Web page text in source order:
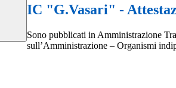
IC "G.Vasari" -
Sono pubblicati in Amministrazione
sull’Amministrazione – Organismi